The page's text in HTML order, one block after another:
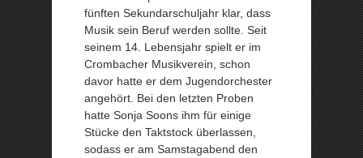
fünften Sekundarschuljahr klar, dass
Musik sein Beruf werden sollte. Seit
seinem 14. Lebensjahr spielt er im
Crombacher Musikverein, schon
davor hatte er dem Jugendorchester
angehört. Bei den letzten Proben
hatte Sonja Soons ihm für einige
Stücke den Taktstock überlassen,
sodass er am Samstagabend den